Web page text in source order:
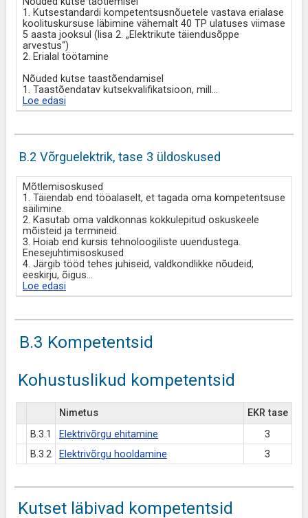
1. Kutsestandardi kompetentsusnõuetele vastava erialase
koolituskursuse läbimine vähemalt 40 TP ulatuses viimase
5 aasta jooksul (lisa 2. „Elektrikute täiendusõppe
arvestus“)
2. Erialal töötamine
Nõuded kutse taastõendamisel
1. Taastõendatav kutsekvalifikatsioon, mill ...
Loe edasi
B.2 Võrguelektrik, tase 3 üldoskused
Mõtlemisoskused
1. Täiendab end tööalaselt, et tagada oma kompetentsuse
säilimine.
2. Kasutab oma valdkonnas kokkulepitud oskuskeele
mõisteid ja termineid.
3. Hoiab end kursis tehnoloogiliste uuendustega.
Enesejuhtimisoskused
4. Järgib tööd tehes juhiseid, valdkondlikke nõudeid,
eeskirju, õigus...
Loe edasi
B.3 Kompetentsid
Kohustuslikud kompetentsid
Nimetus
EKR tase
B.3.1
Elektrivõrgu ehitamine
3
B.3.2
Elektrivõrgu hooldamine 3
Kutset läbivad kompetentsid